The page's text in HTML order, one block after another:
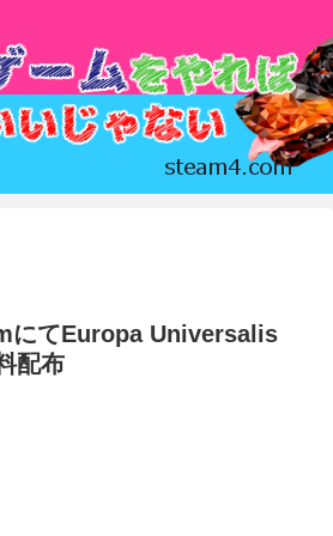
にてEuropa Universalis
配布